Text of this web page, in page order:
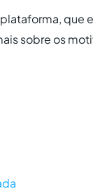
que
sobre os